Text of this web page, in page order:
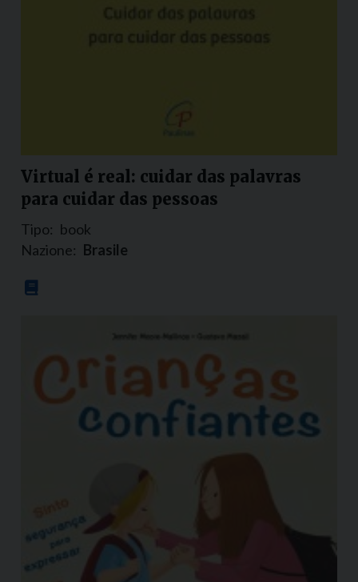
Virtual é real: cuidar das palavras
para cuidar das pessoas
Tipo: book
Nazione: Brasile